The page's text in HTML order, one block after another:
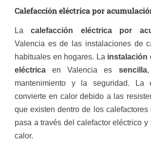
Calefacción eléctrica por
Lacalefacción eléctrica por
Valencia es de las instalaciones de
habituales en hogares. La instalación
eléctrica en Valencia es sencilla,
mantenimiento y la seguridad. La
convierte en calor debido a las
que existen dentro de los calefactores
pasa a través del calefactor eléctrico y
calor.